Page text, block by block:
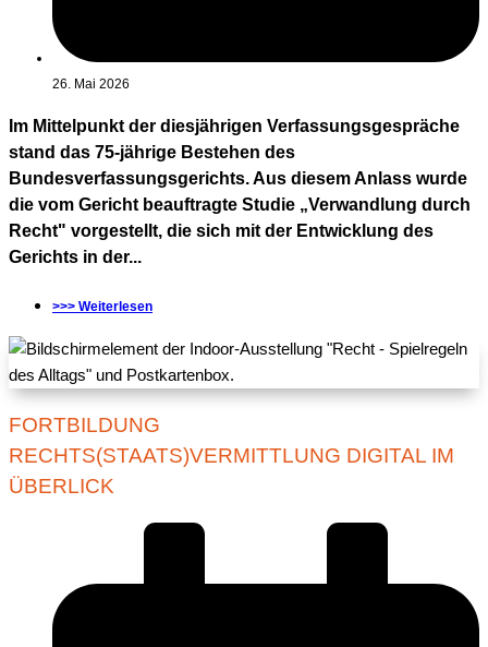
26. Mai 2026
Im Mittelpunkt der diesjährigen Verfassungsgespräche
stand das 75-jährige Bestehen des
Bundesverfassungsgerichts. Aus diesem Anlass wurde
die vom Gericht beauftragte Studie „Verwandlung durch
Recht" vorgestellt, die sich mit der Entwicklung des
Gerichts in der...
>>> Weiterlesen
FORTBILDUNG
RECHTS(STAATS)VERMITTLUNG DIGITAL IM
ÜBERLICK